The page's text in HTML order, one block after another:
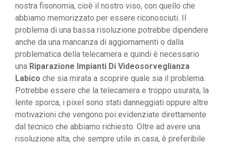
nostra fisonomia, cioè il nostro viso, con quello che
abbiamo memorizzato per essere riconosciuti. Il
problema di una bassa risoluzione potrebbe dipendere
anche da una mancanza di aggiornamenti o dalla
problematica della telecamera e quindi è necessario
una Riparazione Impianti Di Videosorveglianza
Labico che sia mirata a scoprire quale sia il problema.
Potrebbe essere che la telecamera e troppo usurata, la
lente sporca, i pixel sono stati danneggiati oppure altre
motivazioni che vengono poi evidenziate direttamente
dal tecnico che abbiamo richiesto. Oltre ad avere una
risoluzione alta, che sempre utile in casa, è preferibile